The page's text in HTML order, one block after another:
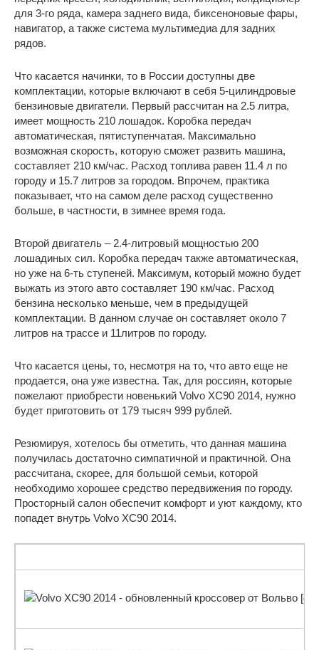
для 3-го ряда, камера заднего вида, биксеноновые фары,
навигатор, а также система мультимедиа для задних
рядов.
Что касается начинки, то в России доступны две
комплектации, которые включают в себя 5-цилиндровые
бензиновые двигатели. Первый рассчитан на 2.5 литра,
имеет мощность 210 лошадок. Коробка передач
автоматическая, пятиступенчатая. Максимально
возможная скорость, которую сможет развить машина,
составляет 210 км/час. Расход топлива равен 11.4 л по
городу и 15.7 литров за городом. Впрочем, практика
показывает, что на самом деле расход существенно
больше, в частности, в зимнее время года.
Второй двигатель – 2.4-литровый мощностью 200
лошадиных сил. Коробка передач также автоматическая,
но уже на 6-ть ступеней. Максимум, который можно будет
выжать из этого авто составляет 190 км/час. Расход
бензина несколько меньше, чем в предыдущей
комплектации. В данном случае он составляет около 7
литров на трассе и 11литров по городу.
Что касается цены, то, несмотря на то, что авто еще не
продается, она уже известна. Так, для россиян, которые
пожелают приобрести новенький Volvo XC90 2014, нужно
будет приготовить от 179 тысяч 999 рублей.
Резюмируя, хотелось бы отметить, что данная машина
получилась достаточно симпатичной и практичной. Она
рассчитана, скорее, для большой семьи, которой
необходимо хорошее средство передвижения по городу.
Просторный салон обеспечит комфорт и уют каждому, кто
попадет внутрь Volvo XC90 2014.